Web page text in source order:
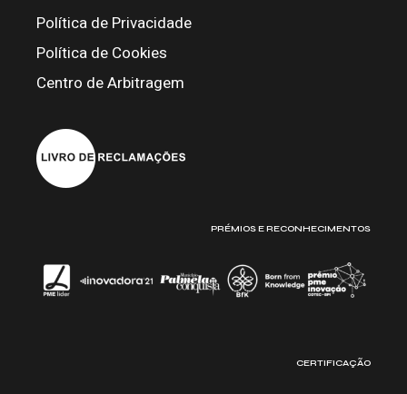
Política de Privacidade
Política de Cookies
Centro de Arbitragem
PRÉMIOS E RECONHECIMENTOS
CERTIFICAÇÃO